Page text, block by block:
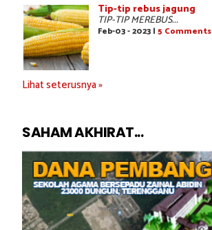
Tip-tip rebus jagung
TIP-TIP MEREBUS...
Feb-03 - 2023 | 5 Comments
Lihat seterusnya »
SAHAM AKHIRAT...